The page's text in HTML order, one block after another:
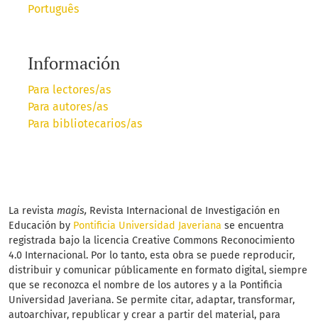
Português
Información
Para lectores/as
Para autores/as
Para bibliotecarios/as
La revista magis, Revista Internacional de Investigación en
Educación by Pontificia Universidad Javeriana se encuentra
registrada bajo la licencia Creative Commons Reconocimiento
4.0 Internacional. Por lo tanto, esta obra se puede reproducir,
distribuir y comunicar públicamente en formato digital, siempre
que se reconozca el nombre de los autores y a la Pontificia
Universidad Javeriana. Se permite citar, adaptar, transformar,
autoarchivar, republicar y crear a partir del material, para